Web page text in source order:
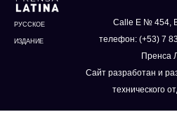
РУССКОЕ
ИЗДАНИЕ
Calle E № 454,
телефон: (+53) 7
Пренса
Сайт разработан и
технического